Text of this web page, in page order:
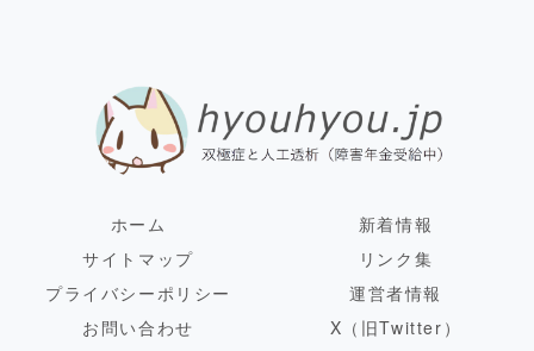
ホーム
新着情報
サイトマップ
リンク集
プライバシーポリシー
運営者情報
お問い合わせ
X（旧Twitter）